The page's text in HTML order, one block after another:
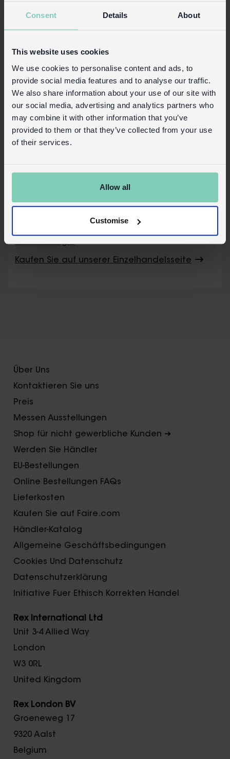
Consent Details About
This website uses cookies
We use cookies to personalise content and ads, to
provide social media features and to analyse our traffic.
We also share information about your use of our site with
our social media, advertising and analytics partners who
may combine it with other information that you’ve
provided to them or that they’ve collected from your use
of their services.
Allow all
Customise
Alle Puppen werden in Handarbeit in
Das Set wird in einer ebenfalls
handgefertigten Box geliefert.
Bitte beachten Sie:
Diese Puppen sind nicht geeignet für
Kinder unter 3 Jahren.
Da diese Produkte in Handarbeit gefertigt
werden, können Farben und Größen leicht
Sicherheit und Pflege
Produktinformationen
Kaufen Sie auf unserer Einzelhandelsseite
Über Uns
Kontaktieren Sie uns
Preis
Messen Ausstellungen
Shop für nicht gewerbliche Kunden ➜
Werden Sie Händler
EU-Bestellungen
Online Bestellungen FAQs
Lieferkosten
Kaufen Sie auf Faire.com
Händler-Katalog
Allgemeine Geschäftsbedingungen
Cookies Und Datenschutz
Datenschutzerklärung
Initiative Fuer Ethisch Korrekten Handel
Rex International Ltd
Unit 3-4 Allied Way
London
W3 0RL
United Kingdom
Rex London BV
Groeneweg 17
9320 Aalst
Belgium